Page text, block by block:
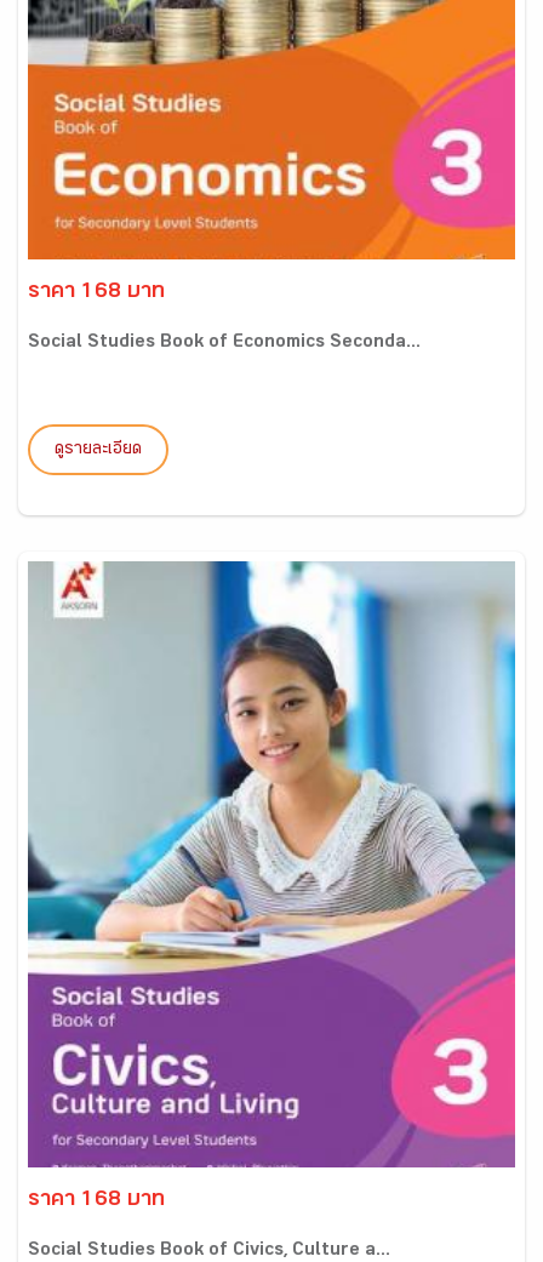
ราคา 168 บาท
Social Studies Book of Economics Seconda...
ดูรายละเอียด
ราคา 168 บาท
Social Studies Book of Civics, Culture a...